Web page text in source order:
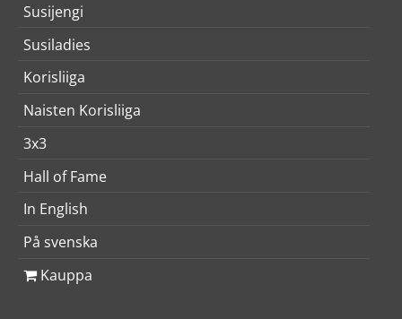
Susijengi
Susiladies
Korisliiga
Naisten Korisliiga
3x3
Hall of Fame
In English
På svenska
Kauppa